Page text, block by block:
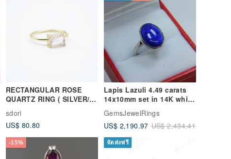
RECTANGULAR ROSE
QUARTZ RING ( SILVER/
ROSE GOLD/ 18K GOLD )
sdori
US$ 80.80
Lapis Lazuli 4.49 carats
14x10mm set in 14K white
gold ring 1706
GemsJewelRings
US$ 2,190.97 US$ 2,434.41
-15% จัดส่งฟรี